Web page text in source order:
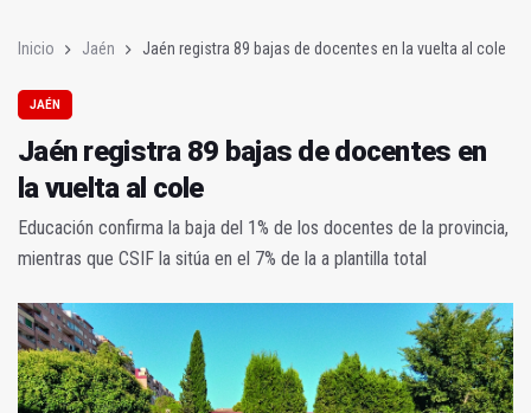
Inicio Jaén Jaén registra 89 bajas de docentes en la vuelta al cole
JAÉN
Jaén registra 89 bajas de docentes en
la vuelta al cole
Educación confirma la baja del 1% de los docentes de la provincia,
mientras que CSIF la sitúa en el 7% de la a plantilla total